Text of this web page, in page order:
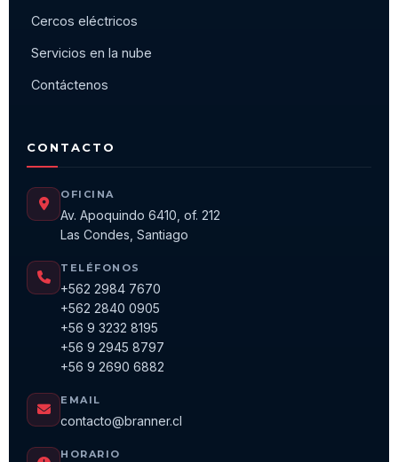
Cercos eléctricos
Servicios en la nube
Contáctenos
CONTACTO
OFICINA
Av. Apoquindo 6410, of. 212
Las Condes, Santiago
TELÉFONOS
+562 2984 7670
+562 2840 0905
+56 9 3232 8195
+56 9 2945 8797
+56 9 2690 6882
EMAIL
contacto@branner.cl
HORARIO